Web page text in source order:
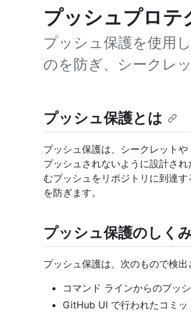
プッシュプロテ
プッシュ保護を使用
のを防ぎ、シークレ
プッシュ保護とは
プッシュ保護は、シークレット
プッシュされないように設計さ
むプッシュをリポジトリに到達
を防ぎます。
プッシュ保護のしく
プッシュ保護は、次のもので検出
コマンド ラインからのプッ
GitHub UI で行われたコミッ